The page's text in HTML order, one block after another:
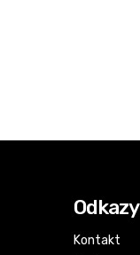
Odkazy
Kontakt